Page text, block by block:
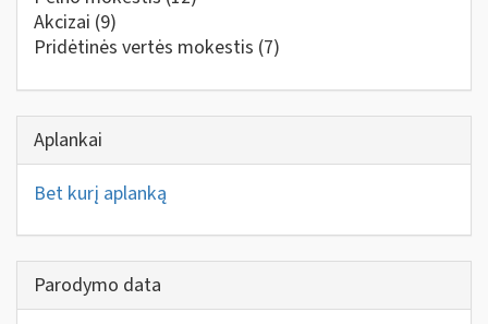
Akcizai (9)
Pridėtinės vertės mokestis (7)
Aplankai
Bet kurį aplanką
Parodymo data